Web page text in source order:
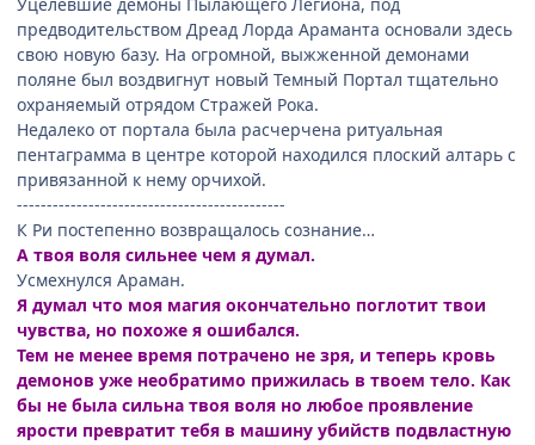
Уцелевшие демоны Пылающего Легиона, под
предводительством Дреад Лорда Араманта основали здесь
свою новую базу. На огромной, выжженной демонами
поляне был воздвигнут новый Темный Портал тщательно
охраняемый отрядом Стражей Рока.
Недалеко от портала была расчерчена ритуальная
пентаграмма в центре которой находился плоский алтарь с
привязанной к нему орчихой.
---------------------------------------------
К Ри постепенно возвращалось сознание…
А твоя воля сильнее чем я думал.
Усмехнулся Араман.
Я думал что моя магия окончательно поглотит твои
чувства, но похоже я ошибался.
Тем не менее время потрачено не зря, и теперь кровь
демонов уже необратимо прижилась в твоем тело. Как
бы не была сильна твоя воля но любое проявление
ярости превратит тебя в машину убийств подвластную